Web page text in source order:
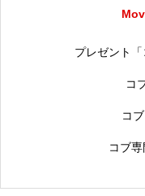
プレゼント「
コ
コ
コブ